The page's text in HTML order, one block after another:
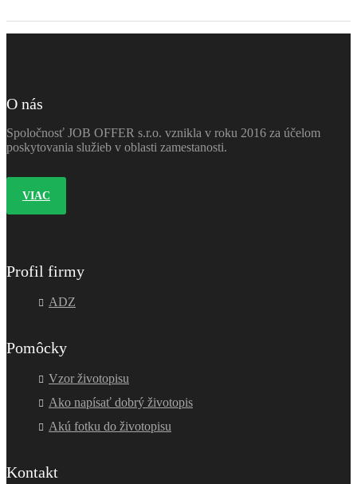
O nás
Spoločnosť JOB OFFER s.r.o. vznikla v roku 2016 za účelom
poskytovania služieb v oblasti zamestanosti.
VIAC
Profil firmy
ADZ
Pomôcky
Vzor životopisu
Ako napísať dobrý životopis
Akú fotku do životopisu
Kontakt